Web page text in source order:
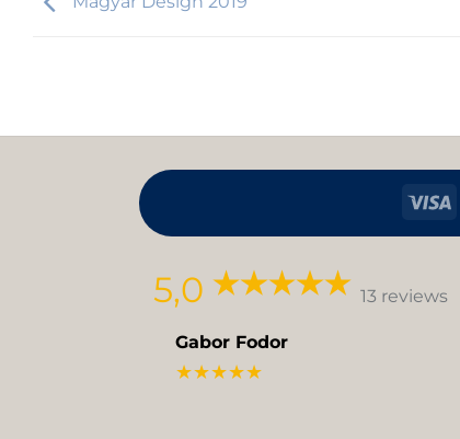
5,0 13 reviews
Gabor Fodor
★★★★★